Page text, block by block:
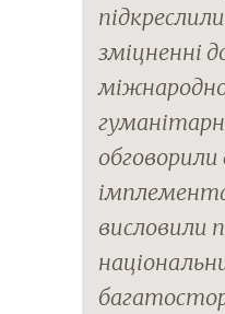
зміцненні
висловили